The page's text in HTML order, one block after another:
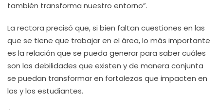
también transforma nuestro entorno”.
La rectora precisó que, si bien faltan cuestiones en las
que se tiene que trabajar en el área, lo más importante
es la relación que se pueda generar para saber cuáles
son las debilidades que existen y de manera conjunta
se puedan transformar en fortalezas que impacten en
las y los estudiantes.